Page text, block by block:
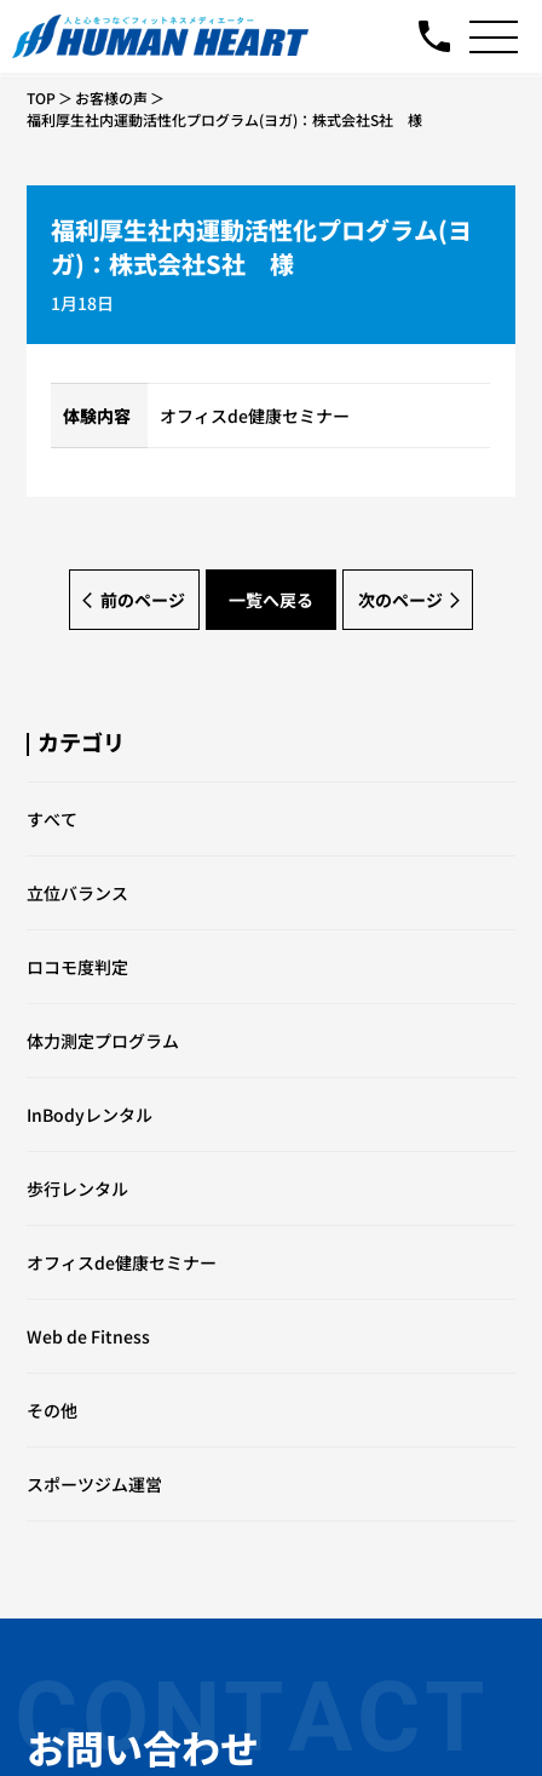
TOP
お客様の声
福利厚生社内運動活性化プログラム(ヨガ)：株式会社S社 様
福利厚生社内運動活性化プログラム(ヨ
ガ)：株式会社S社 様
1月18日
体験内容 オフィスde健康セミナー
前のページ 一覧へ戻る 次のページ
カテゴリ
すべて
立位バランス
ロコモ度判定
体力測定プログラム
InBodyレンタル
歩行レンタル
オフィスde健康セミナー
Web de Fitness
その他
スポーツジム運営
お問い合わせ
CONTACT